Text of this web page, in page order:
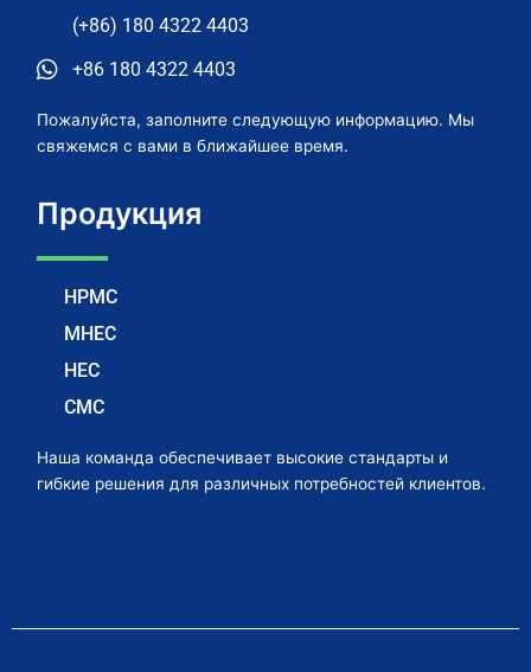
(+86) 180 4322 4403
+86 180 4322 4403
Пожалуйста, заполните следующую информацию. Мы
свяжемся с вами в ближайшее время.
Продукция
HPMC
MHEC
HEC
CMC
Наша команда обеспечивает высокие стандарты и
гибкие решения для различных потребностей клиентов.